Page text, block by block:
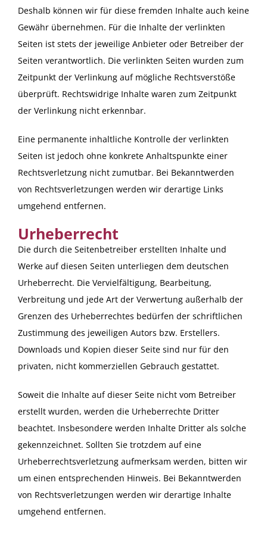
Deshalb können wir für diese fremden Inhalte auch keine
Gewähr übernehmen. Für die Inhalte der verlinkten
Seiten ist stets der jeweilige Anbieter oder Betreiber der
Seiten verantwortlich. Die verlinkten Seiten wurden zum
Zeitpunkt der Verlinkung auf mögliche Rechtsverstöße
überprüft. Rechtswidrige Inhalte waren zum Zeitpunkt
der Verlinkung nicht erkennbar.
Eine permanente inhaltliche Kontrolle der verlinkten
Seiten ist jedoch ohne konkrete Anhaltspunkte einer
Rechtsverletzung nicht zumutbar. Bei Bekanntwerden
von Rechtsverletzungen werden wir derartige Links
umgehend entfernen.
Urheberrecht
Die durch die Seitenbetreiber erstellten Inhalte und
Werke auf diesen Seiten unterliegen dem deutschen
Urheberrecht. Die Vervielfältigung, Bearbeitung,
Verbreitung und jede Art der Verwertung außerhalb der
Grenzen des Urheberrechtes bedürfen der schriftlichen
Zustimmung des jeweiligen Autors bzw. Erstellers.
Downloads und Kopien dieser Seite sind nur für den
privaten, nicht kommerziellen Gebrauch gestattet.
Soweit die Inhalte auf dieser Seite nicht vom Betreiber
erstellt wurden, werden die Urheberrechte Dritter
beachtet. Insbesondere werden Inhalte Dritter als solche
gekennzeichnet. Sollten Sie trotzdem auf eine
Urheberrechtsverletzung aufmerksam werden, bitten wir
um einen entsprechenden Hinweis. Bei Bekanntwerden
von Rechtsverletzungen werden wir derartige Inhalte
umgehend entfernen.